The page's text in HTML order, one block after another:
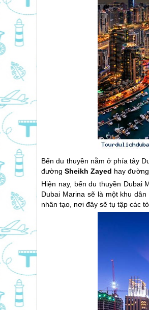
Bến du thuyền nằm ở phía tây
đườngSheikh Zayed hay
Hiện nay, bến du thuyền Dubai
Dubai Marina sẽ là một khu
nhân tạo, nơi đây sẽ tụ tập các